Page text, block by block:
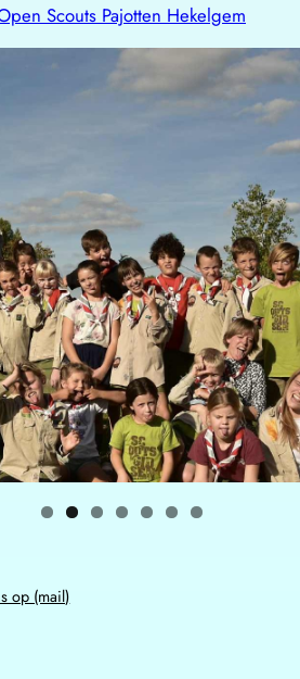
Scouts Pajotten Hekelgem
op (mail)